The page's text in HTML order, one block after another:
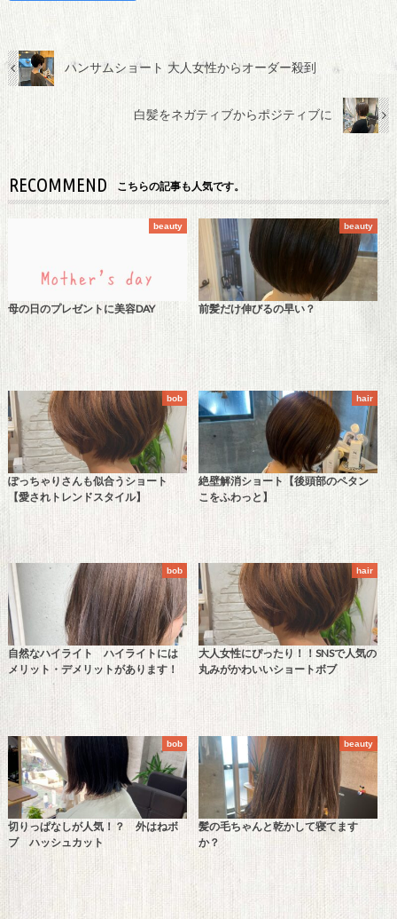
ハンサムショート 大人女性からオーダー殺到
白髪をネガティブからポジティブに
RECOMMEND こちらの記事も人気です。
beauty
母の日のプレゼントに美容DAY
beauty
前髪だけ伸びるの早い？
bob
ぽっちゃりさんも似合うショート
【愛されトレンドスタイル】
hair
絶壁解消ショート【後頭部のペタン
こをふわっと】
bob
自然なハイライト ハイライトには
メリット・デメリットがあります！
hair
大人女性にぴったり！！SNSで人気の
丸みがかわいいショートボブ
bob
切りっぱなしが人気！？ 外はねボ
ブ ハッシュカット
beauty
髪の毛ちゃんと乾かして寝てます
か？